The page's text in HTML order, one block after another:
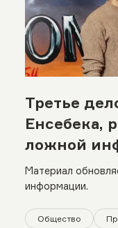
Третье
Енсебека,
ложной
хронология
Материал
информации.
Общество